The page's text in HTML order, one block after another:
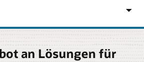
an Lösungen für